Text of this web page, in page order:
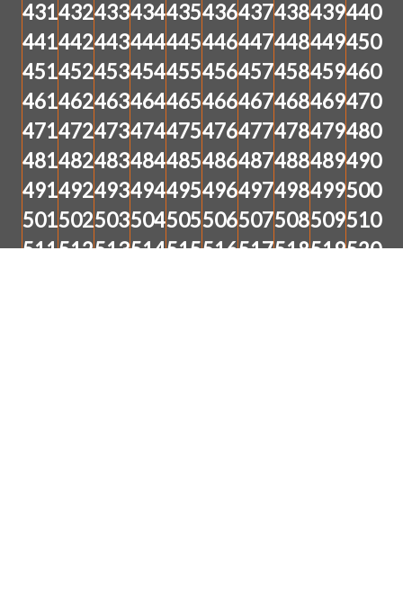
431432433434435436437438439440
441442443444445446447448449450
451452453454455456457458459460
461462463464465466467468469470
471472473474475476477478479480
481482483484485486487488489490
491492493494495496497498499500
501502503504505506507508509510
511512513514515516517518519520